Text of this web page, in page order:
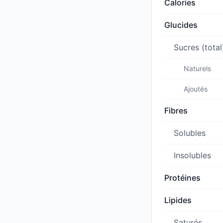
Calories
Glucides
Sucres
Naturels
Ajoutés
Fibres
Solubles
Insolubles
Protéines
Lipides